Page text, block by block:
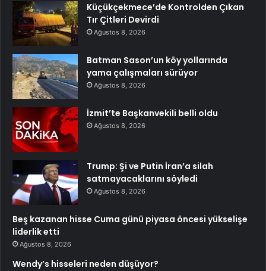
Küçükçekmece’de Kontrolden Çıkan
Tır Çitleri Devirdi
Ağustos 8, 2026
Batman Sason’un köy yollarında
yama çalışmaları sürüyor
Ağustos 8, 2026
İzmit’te Başkanvekili belli oldu
Ağustos 8, 2026
Trump: Şi ve Putin İran’a silah
satmayacaklarını söyledi
Ağustos 8, 2026
Beş kazanan hisse Cuma günü piyasa öncesi yükselişe
liderlik etti
Ağustos 8, 2026
Wendy’s hisseleri neden düşüyor?